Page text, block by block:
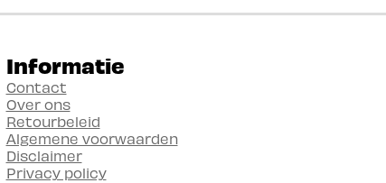
Informatie
Contact
Over ons
Retourbeleid
Algemene voorwaarden
Disclaimer
Privacy policy